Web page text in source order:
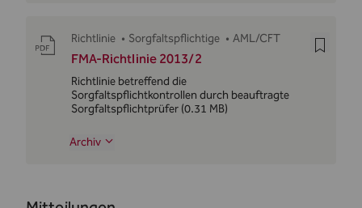
Richtlinie • Sorgfaltspflichtige • AML/CFT
FMA-Richtlinie 2013/2
Richtlinie betreffend die
Sorgfaltspflichtkontrollen durch beauftragte
Sorgfaltspflichtprüfer (0.31 MB)
Archiv